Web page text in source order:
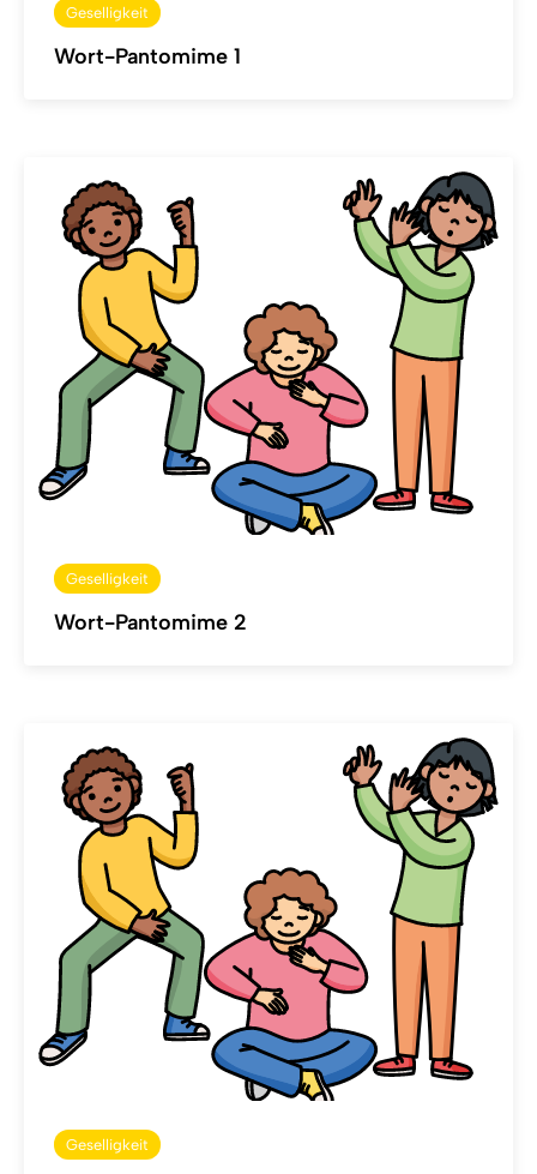
Geselligkeit
Wort-Pantomime 1
Geselligkeit
Wort-Pantomime 2
Geselligkeit